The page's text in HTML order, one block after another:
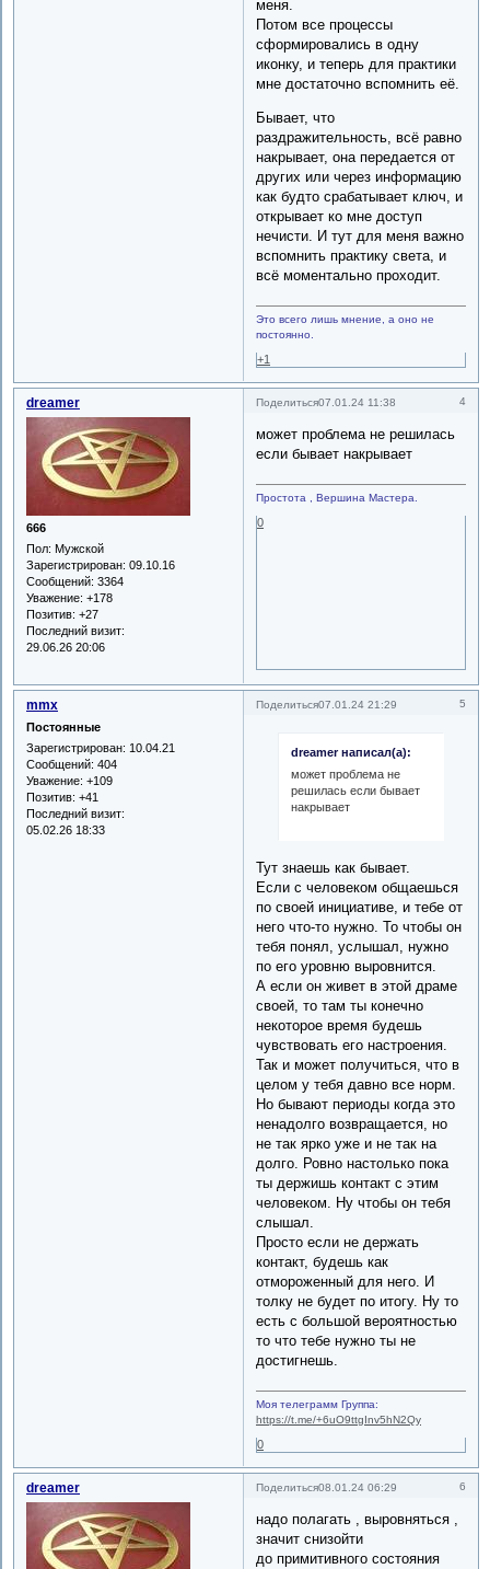
меня.
Потом все процессы
сформировались в одну
иконку, и теперь для практики
мне достаточно вспомнить её.
Бывает, что
раздражительность, всё равно
накрывает, она передается от
других или через информацию
как будто срабатывает ключ, и
открывает ко мне доступ
нечисти. И тут для меня важно
вспомнить практику света, и
всё моментально проходит.
Это всего лишь мнение, а оно не
постоянно.
+1
Поделиться 4
07.01.24 11:38
dreamer
666
Пол: Мужской
Зарегистрирован: 09.10.16
Сообщений: 3364
Уважение: +178
Позитив: +27
Последний визит:
29.06.26 20:06
может проблема не решилась
если бывает накрывает
Простота , Вершина Мастера.
0
Поделиться 5
07.01.24 21:29
mmx
Постоянные
Зарегистрирован: 10.04.21
Сообщений: 404
Уважение: +109
Позитив: +41
Последний визит:
05.02.26 18:33
dreamer написал(а):
может проблема не
решилась если бывает
накрывает
Тут знаешь как бывает.
Если с человеком общаешься
по своей инициативе, и тебе от
него что-то нужно. То чтобы он
тебя понял, услышал, нужно
по его уровню выровнится.
А если он живет в этой драме
своей, то там ты конечно
некоторое время будешь
чувствовать его настроения.
Так и может получиться, что в
целом у тебя давно все норм.
Но бывают периоды когда это
ненадолго возвращается, но
не так ярко уже и не так на
долго. Ровно настолько пока
ты держишь контакт с этим
человеком. Ну чтобы он тебя
слышал.
Просто если не держать
контакт, будешь как
отмороженный для него. И
толку не будет по итогу. Ну то
есть с большой вероятностью
то что тебе нужно ты не
достигнешь.
Моя телеграмм Группа:
https://t.me/+6uO9ttgInv5hN2Qy
0
Поделиться 6
08.01.24 06:29
dreamer
надо полагать , выровняться ,
значит снизойти
до примитивного состояния